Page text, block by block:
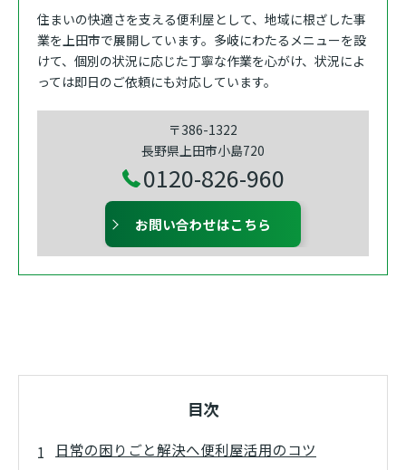
住まいの快適さを支える便利屋として、地域に根ざした事
業を上田市で展開しています。多岐にわたるメニューを設
けて、個別の状況に応じた丁寧な作業を心がけ、状況によ
っては即日のご依頼にも対応しています。
〒386-1322
長野県上田市小島720
0120-826-960
お問い合わせはこちら
目次
日常の困りごと解決へ便利屋活用のコツ